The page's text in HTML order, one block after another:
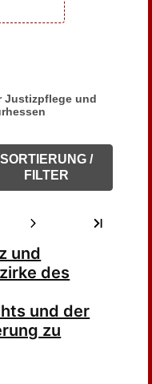
Justizpflege und
SORTIERUNG /
FILTER
und
des
und der
zu